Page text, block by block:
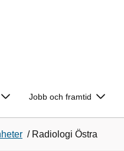
Jobb och framtid
/ Radiologi Östra